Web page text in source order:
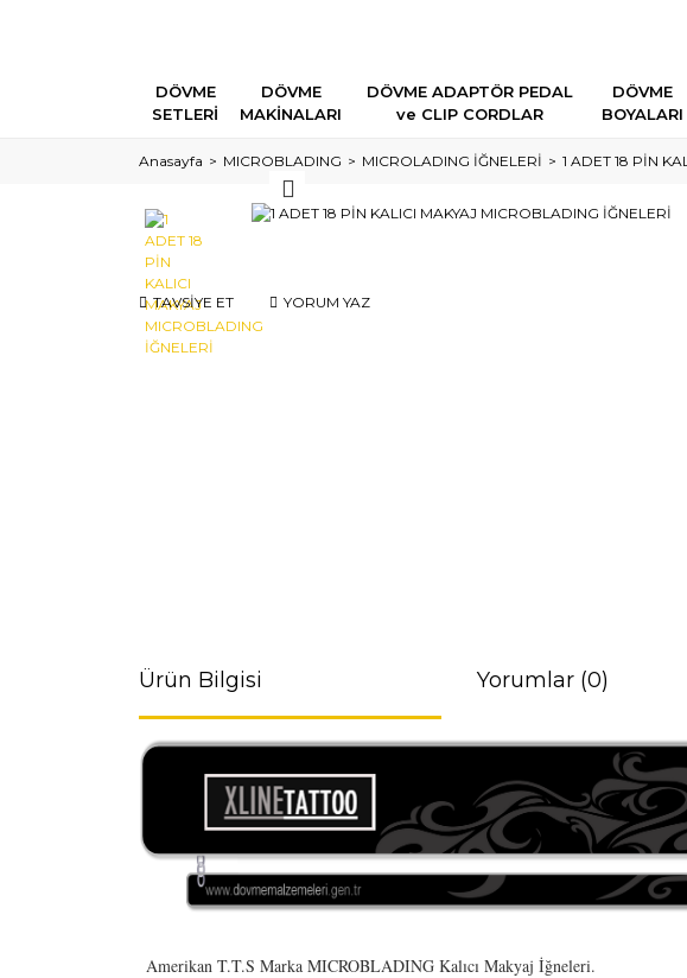
DÖVME
SETLERİ
DÖVME
MAKİNALARI
DÖVME ADAPTÖR PEDAL
ve CLIP CORDLAR
DÖVME
BOYALARI
Anasayfa MICROBLADING MICROLADING İĞNELERİ 1 ADET 18 PİN
TAVSİYE ET YORUM YAZ
Ürün Bilgisi Yorumlar (0)
Amerikan T.T.S Marka MICROBLADING Kalıcı Makyaj İğneleri.